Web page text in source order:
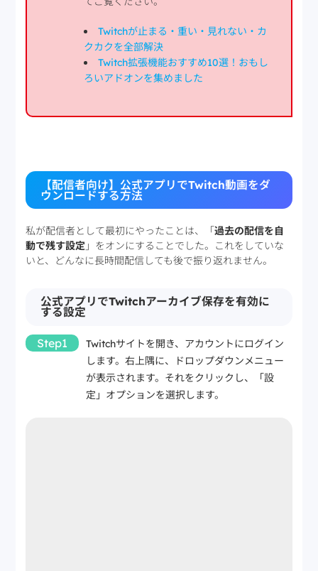
Twitchが止まる・重い・見れない・カ
クカクを全部解決
Twitch拡張機能おすすめ10選！おもし
ろいアドオンを集めました
【配信者向け】公式アプリでTwitch動画をダ
ウンロードする方法
私が配信者として最初にやったことは、「過去の配信を自
動で残す設定 」をオンにすることでした。これをしていな
いと、どんなに長時間配信しても後で振り返れません。
公式アプリでTwitchアーカイブ保存を有効に
する設定
Step1
Twitchサイトを開き、アカウントにログイン
します。右上隅に、ドロップダウンメニュー
が表示されます。それをクリックし、「設
定」オプションを選択します。